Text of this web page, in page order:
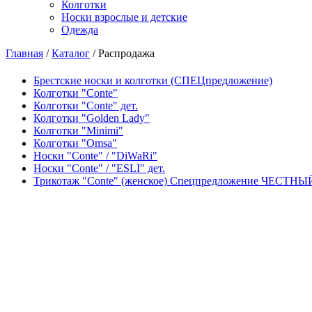
Колготки
Носки взрослые и детские
Одежда
Главная /Каталог / Распродажа
Брестские носки и колготки (СПЕЦпредложение)
Колготки "Conte"
Колготки "Conte" дет.
Колготки "Golden Lady"
Колготки "Minimi"
Колготки "Omsa"
Носки "Conte" / "DiWaRi"
Носки "Conte" / "ESLI" дет.
Трикотаж "Conte" (женское) Спецпредложение